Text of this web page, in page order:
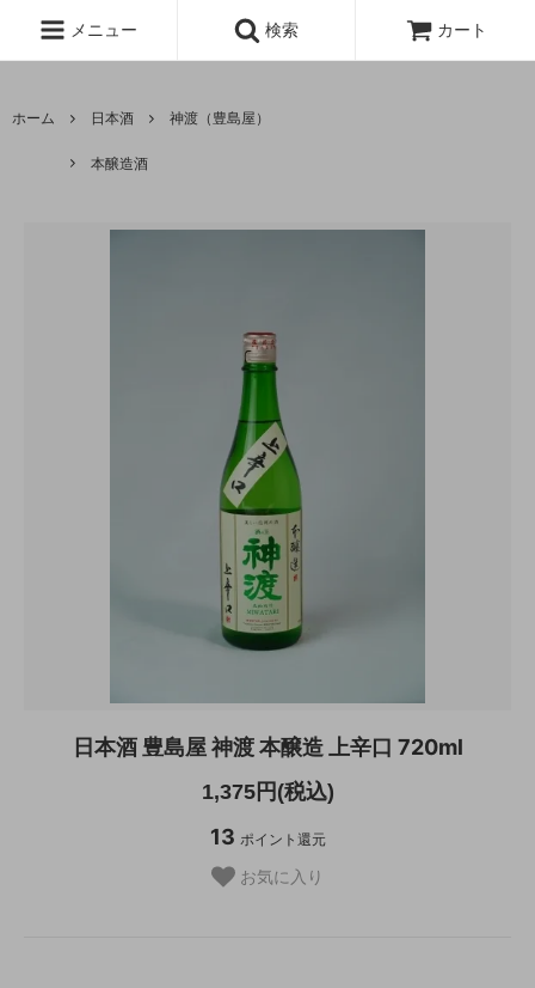
メニュー 検索 カート
ホーム 日本酒 神渡（豊島屋）
本醸造酒
日本酒 豊島屋 神渡 本醸造 上辛口 720ml
1,375円(税込)
13 ポイント還元
お気に入り